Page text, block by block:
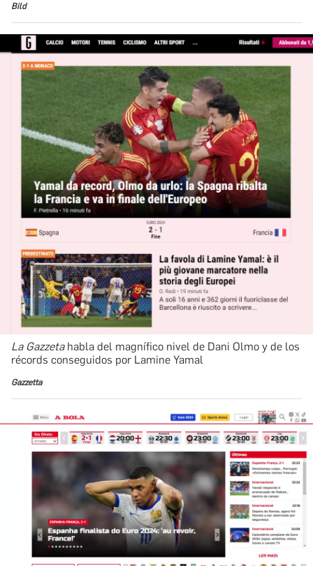
Bild
La Gazzetahabla del magnífico nivel de Dani Olmo y de los
récords conseguidos por Lamine Yamal
Gazzetta